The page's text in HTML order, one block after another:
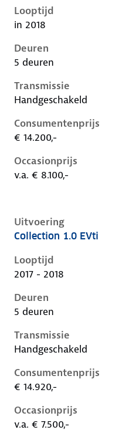
Looptijd
in 2018
Deuren
5 deuren
Transmissie
Handgeschakeld
Consumentenprijs
€ 14.200,-
Occasionprijs
v.a. € 8.100,-
Uitvoering
Peugeot 108 i, 1.0 evti,
Collection 1.0 EVti
Looptijd
2017 - 2018
Deuren
5 deuren
Transmissie
Handgeschakeld
Consumentenprijs
€ 14.920,-
Occasionprijs
v.a. € 7.500,-